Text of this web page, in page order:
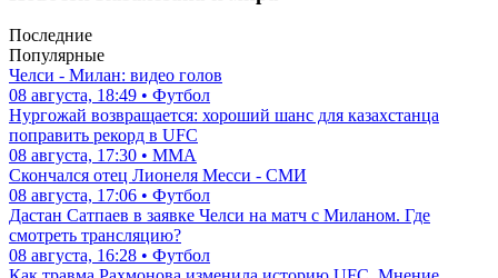
Последние
Популярные
Челси - Милан: видео голов
08 августа, 18:49 • Футбол
Нургожай возвращается: хороший шанс для казахстанца
поправить рекорд в UFC
08 августа, 17:30 • ММА
Скончался отец Лионеля Месси - СМИ
08 августа, 17:06 • Футбол
Дастан Сатпаев в заявке Челси на матч с Миланом. Где
смотреть трансляцию?
08 августа, 16:28 • Футбол